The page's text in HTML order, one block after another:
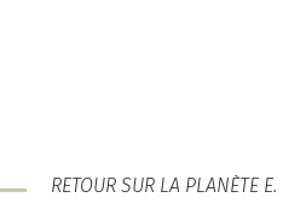
RETOUR SUR LA PLANÈTE E.